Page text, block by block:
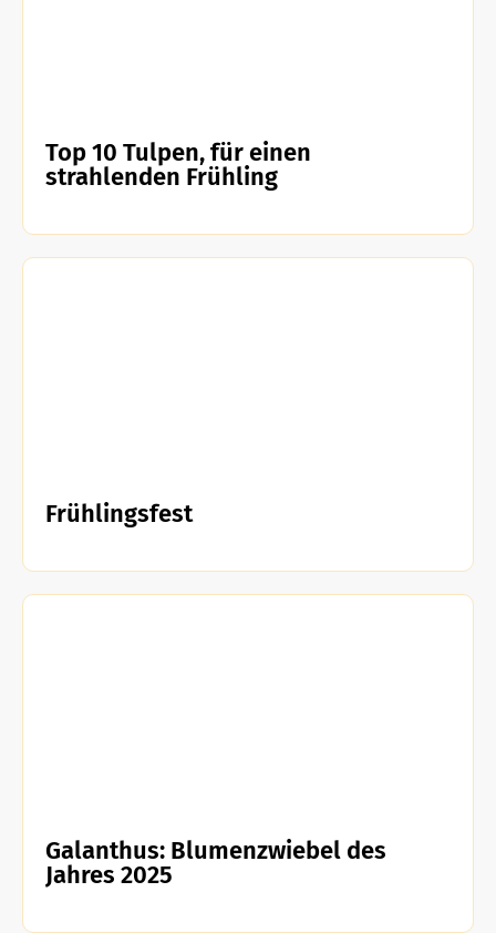
Top 10 Tulpen, für einen
strahlenden Frühling
Frühlingsfest
Galanthus: Blumenzwiebel des
Jahres 2025